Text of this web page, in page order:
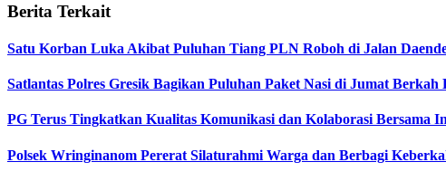
Berita Terkait
Satu Korban Luka Akibat Puluhan Tiang PLN Roboh di Jalan
Satlantas Polres Gresik Bagikan Puluhan Paket Nasi di Jumat Berkah
PG Terus Tingkatkan Kualitas Komunikasi dan Kolaborasi Bersama
Polsek Wringinanom Pererat Silaturahmi Warga dan Berbagi